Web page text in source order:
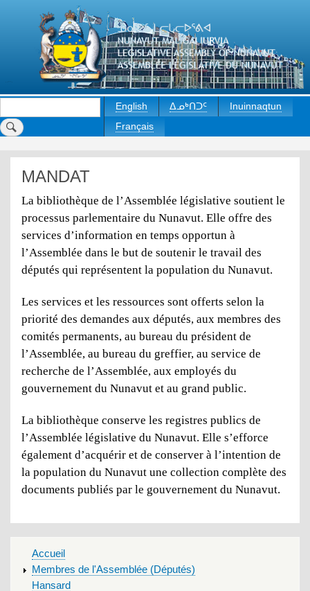
to
main
content
English ᐃᓄᒃᑎᑐᑦ
Inuinnaqtun
Français
MANDAT
La bibliothèque de l’Assemblée législative soutient le
processus parlementaire du Nunavut. Elle offre des
services d’information en temps opportun à
l’Assemblée dans le but de soutenir le travail des
députés qui représentent la population du Nunavut.
Les services et les ressources sont offerts selon la
priorité des demandes aux députés, aux membres des
comités permanents, au bureau du président de
l’Assemblée, au bureau du greffier, au service de
recherche de l’Assemblée, aux employés du
gouvernement du Nunavut et au grand public.
La bibliothèque conserve les registres publics de
l’Assemblée législative du Nunavut. Elle s’efforce
également d’acquérir et de conserver à l’intention de
la population du Nunavut une collection complète des
documents publiés par le gouvernement du Nunavut.
MAIN
MENU
Accueil
Membres de l'Assemblée (Députés)
Hansard